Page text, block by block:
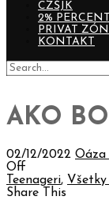
CZŠJK
2%
PRIVAT
KONTAKT
AKO
02/12/2022 Oáza
Off
Teenageri,
Share This